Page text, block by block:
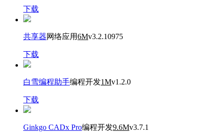
下载
共享器网络应用6Mv3.2.10975
下载
白雪编程助手编程开发1Mv1.2.0
下载
Ginkgo CADx Pro编程开发9.6Mv3.7.1